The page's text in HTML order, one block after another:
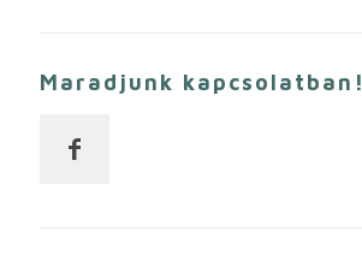
Maradjunk kapcsolatban!